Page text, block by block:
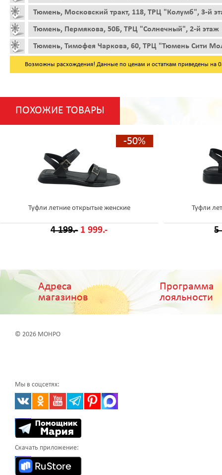
Тюмень, Московский тракт, 118, ТРЦ "Колумб", 3-й
Тюмень, Пермякова, 50Б, ТРЦ "Солнечный", 2-й этаж
Тюмень, Тимофея Чаркова, 60, ТРЦ "Тюмень Сити
Возможны расхождения! Данные по ценам и остаткам приведены на
ПОХОЖИЕ ТОВАРЫ
-50%
Туфли летние открытые женские
4 199.- 1 999.-
Туфли
5
Адреса
магазинов
Программа
лояльности
© 2026 МОНРО
Мы в соцсетях:
Скачать приложение: